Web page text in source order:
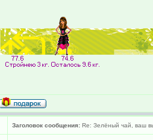
Заголовок сообщения: Re: Зелёный чай, ваш